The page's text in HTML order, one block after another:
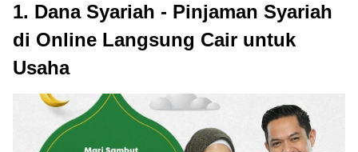
1. Dana Syariah - Pinjaman Syariah
di Online Langsung Cair untuk
Usaha